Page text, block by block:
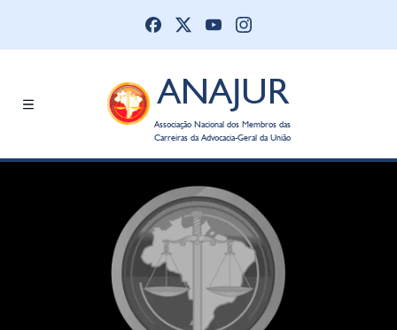
ANAJUR
Associação Nacional dos Membros das
Carreiras da Advocacia-Geral da União